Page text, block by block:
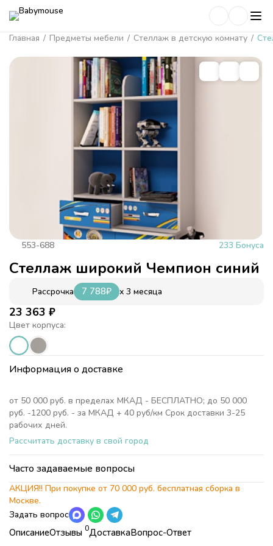
Главная / Предметы мебели / Стеллаж в детскую комнату /
ОписаниеОтзывы 0ДоставкаВопрос-Ответ
553-688 233 Бонуса
Стеллаж широкий Чемпион синий
Рассрочка 7 788₽ x 3 месяца
Цвет корпуса:
23 363 ₽
Информация о доставке
от 50 000 руб. в пределах МКАД - БЕСПЛАТНО; до 50 000
руб. -1200 руб. - за МКАД + 40 руб/км Срок доставки 3-25
рабочих дней.
Рассчитать доставку в свой город
Часто задаваемые вопросы
АКЦИЯ!! При покупке от 70 000 руб. бесплатная сборка в
Москве.
Задать вопрос